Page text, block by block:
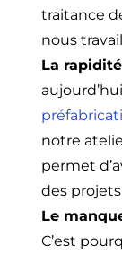
traitance
nous
La
notre
permet
des
Le
C’est